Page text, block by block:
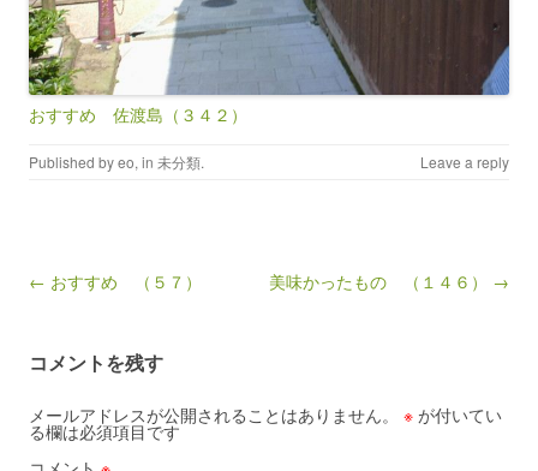
おすすめ 佐渡島（３４２）
Published byeo, in 未分類. Leave a reply
Post navigation
← おすすめ （５７） 美味かったもの （１４６） →
コメントを残す
メールアドレスが公開されることはありません。 ※ が付いてい
る欄は必須項目です